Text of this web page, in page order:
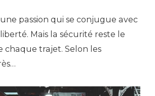
une passion qui se conjugue avec
Mais la sécurité reste le
chaque trajet. Selon les